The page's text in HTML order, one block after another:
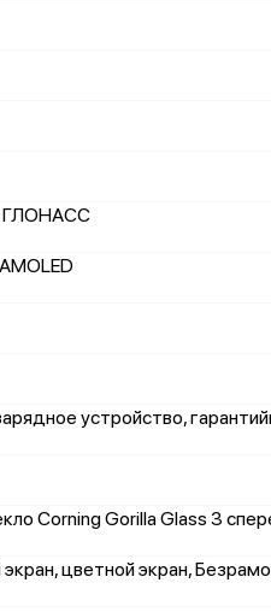
ГЛОНАСС
устройство,
Corning Gorilla Glass 3
цветной экран,